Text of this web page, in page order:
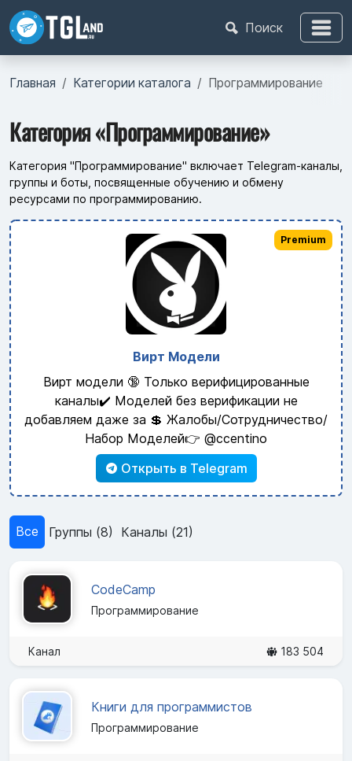
Поиск
Главная Категории каталога Программирование
Категория «Программирование»
Категория "Программирование" включает Telegram-каналы,
группы и боты, посвященные обучению и обмену
ресурсами по программированию.
Вирт Модели
Вирт модели 🔞 Только верифицированные
каналы✔️ Моделей без верификации не
добавляем даже за 💲 Жалобы/Сотрудничество/
Набор Моделей👉 @ccentino
Открыть в Telegram
Premium
Все Группы (8) Каналы (21)
CodeCamp
Программирование
Канал 183 504
Книги для программистов
Программирование